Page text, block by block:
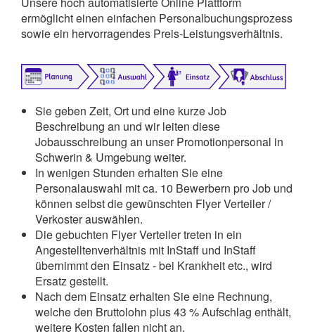
ermöglicht einen einfachen Personalbuchungsprozess
sowie ein hervorragendes Preis-Leistungsverhältnis.
Sie geben Zeit, Ort und eine kurze Job
Beschreibung an und wir leiten diese
Jobausschreibung an unser Promotionpersonal in
Schwerin & Umgebung weiter.
In wenigen Stunden erhalten Sie eine
Personalauswahl mit ca. 10 Bewerbern pro Job und
können selbst die gewünschten Flyer Verteiler /
Verkoster auswählen.
Die gebuchten Flyer Verteiler treten in ein
Angestelltenverhältnis mit InStaff und InStaff
übernimmt den Einsatz - bei Krankheit etc., wird
Ersatz gestellt.
Nach dem Einsatz erhalten Sie eine Rechnung,
welche den Bruttolohn plus 43 % Aufschlag enthält,
weitere Kosten fallen nicht an.